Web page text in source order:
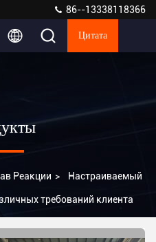
86--13338118366
Цитата
Реакции > Настраиваемый
требований клиента